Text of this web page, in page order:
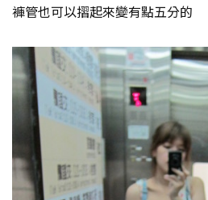
褲管也可以摺起來變有點五分的